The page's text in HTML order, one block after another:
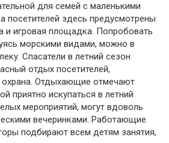
для семей с маленькими
посетителей здесь предусмотрены
и игровая площадка. Попробовать
морскими видами, можно в
Спасатели в летний сезон
отдых посетителей,
охрана. Отдыхающие отмечают
приятно искупаться в летний
мероприятий, могут вдоволь
вечеринками. Работающие
подбирают всем детям занятия,